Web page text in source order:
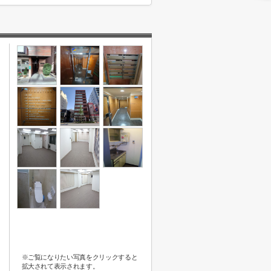
※ご覧になりたい写真をクリックすると
拡大されて表示されます。